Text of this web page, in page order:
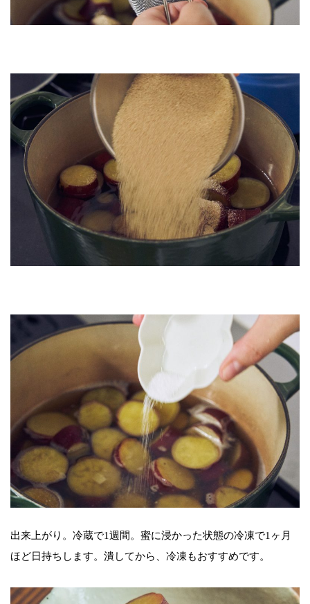
出来上がり。冷蔵で1週間。蜜に浸かった状態の冷凍で1ヶ月
ほど日持ちします。潰してから、冷凍もおすすめです。